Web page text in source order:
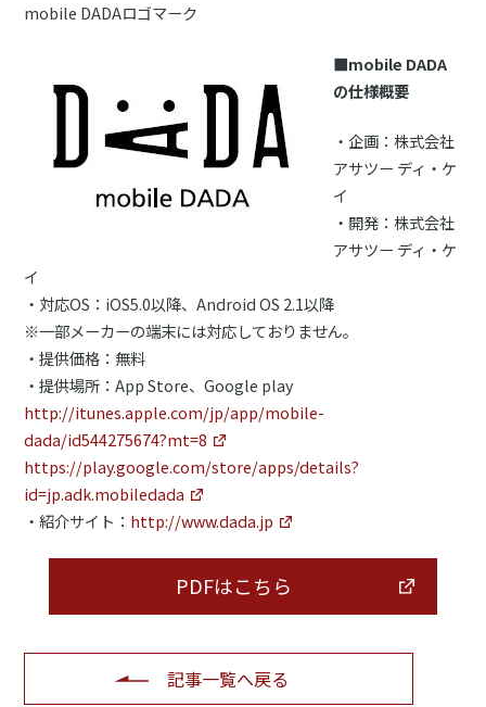
mobile DADAロゴマーク
■mobile DADA
の仕様概要
・企画：株式会社
アサツー ディ・ケ
イ
・開発：株式会社
アサツー ディ・ケ
イ
・対応OS：iOS5.0以降、Android OS 2.1以降
※一部メーカーの端末には対応しておりません。
・提供価格：無料
・提供場所：App Store、Google play
http://itunes.apple.com/jp/app/mobile-
dada/id544275674?mt=8
https://play.google.com/store/apps/details?
id=jp.adk.mobiledada
・紹介サイト： http://www.dada.jp
PDFはこちら
記事一覧へ戻る